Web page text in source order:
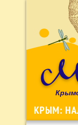
КРЫМ: